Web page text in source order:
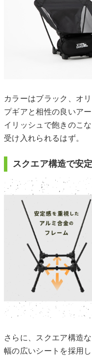
カラーはブラック、オ
プギアと相性の良いア
イリッシュで飽きのこ
受け入れられるはず。
スクエア構造で安
さらに、スクエア構造
幅の広いシートを採用